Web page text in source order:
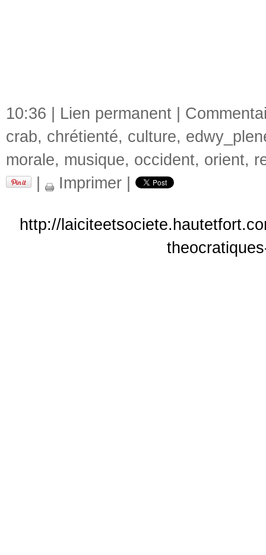
10:36 | Lien permanent
crab, chrétienté, culture,
morale, musique, occident, orient,
Imprimer
http://